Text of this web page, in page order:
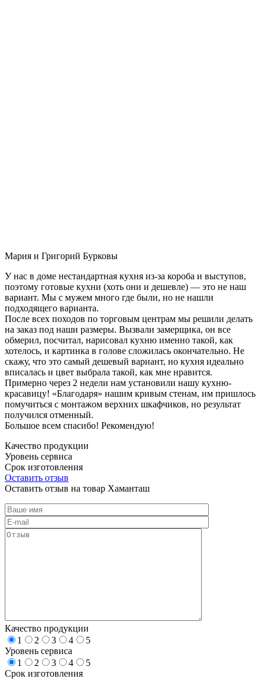
Мария и Григорий Бурковы
У нас в доме нестандартная кухня из-за короба и выступов,
поэтому готовые кухни (хоть они и дешевле) — это не наш
вариант. Мы с мужем много где были, но не нашли
подходящего варианта.
После всех походов по торговым центрам мы решили делать
на заказ под наши размеры. Вызвали замерщика, он все
обмерил, посчитал, нарисовал кухню именно такой, как
хотелось, и картинка в голове сложилась окончательно. Не
скажу, что это самый дешевый вариант, но кухня идеально
вписалась и цвет выбрала такой, как мне нравится.
Примерно через 2 недели нам установили нашу кухню-
красавицу! «Благодаря» нашим кривым стенам, им пришлось
помучиться с монтажом верхних шкафчиков, но результат
получился отменный.
Большое всем спасибо! Рекомендую!
Качество продукции
Уровень сервиса
Срок изготовления
Оставить отзыв
Оставить отзыв на товар Хаманташ
Качество продукции
1
2 3 4
5
Уровень сервиса
1
2 3 4
5
Срок изготовления